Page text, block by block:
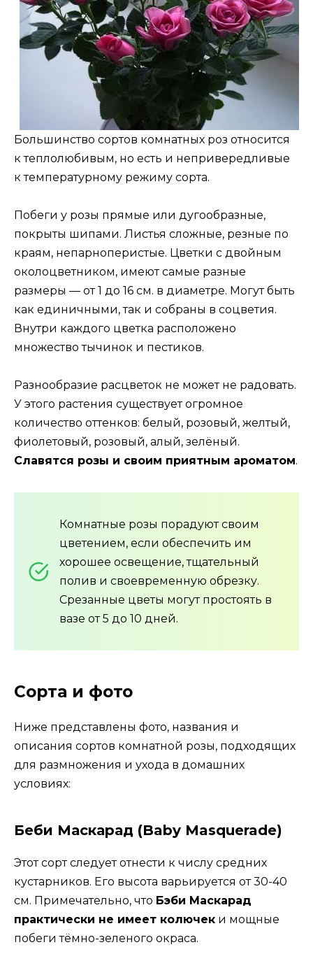
Большинство сортов комнатных роз относится
к теплолюбивым, но есть и непривередливые
к температурному режиму сорта.
Побеги у розы прямые или дугообразные,
покрыты шипами. Листья сложные, резные по
краям, непарноперистые. Цветки с двойным
околоцветником, имеют самые разные
размеры — от 1 до 16 см. в диаметре. Могут быть
как единичными, так и собраны в соцветия.
Внутри каждого цветка расположено
множество тычинок и пестиков.
Разнообразие расцветок не может не радовать.
У этого растения существует огромное
количество оттенков: белый, розовый, желтый,
фиолетовый, розовый, алый, зелёный.
Славятся розы и своим приятным ароматом.
Комнатные розы порадуют своим
цветением, если обеспечить им
хорошее освещение, тщательный
полив и своевременную обрезку.
Срезанные цветы могут простоять в
вазе от 5 до 10 дней.
Сорта и фото
Ниже представлены фото, названия и
описания сортов комнатной розы, подходящих
для размножения и ухода в домашних
условиях:
Беби Маскарад (Baby Masquerade)
Этот сорт следует отнести к числу средних
кустарников. Его высота варьируется от 30-40
см. Примечательно, что Бэби Маскарад
практически не имеет колючек и мощные
побеги тёмно-зеленого окраса.